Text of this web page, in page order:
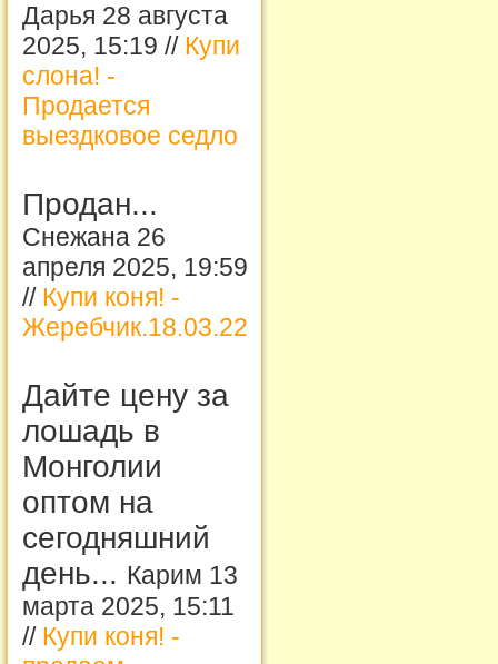
Дарья 28 августа
2025, 15:19 // Купи
слона! -
Продается
выездковое седло
Продан...
Снежана 26
апреля 2025, 19:59
// Купи коня! -
Жеребчик.18.03.22
Дайте цену за
лошадь в
Монголии
оптом на
сегодняшний
день... Карим 13
марта 2025, 15:11
// Купи коня! -